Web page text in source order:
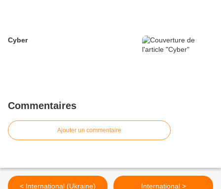
Cyber
Commentaires
Ajouter un commentaire
< International (Ukraine) International >